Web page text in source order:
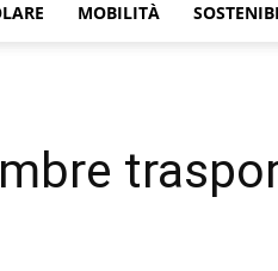
MOBILITÀ